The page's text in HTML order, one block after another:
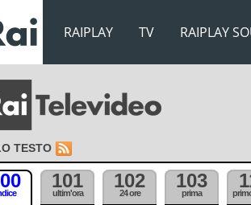
RAIPLAY TV RAIPLAY
TESTO
101
ultim'ora
102
24 ore
103
prima